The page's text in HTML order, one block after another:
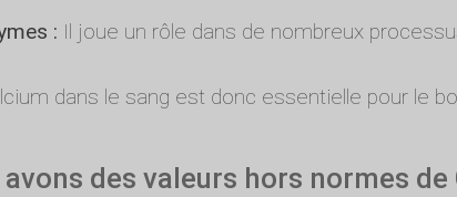
: Il joue un rôle dans de nombreux
dans le sang est donc essentielle pour le
des valeurs hors normes